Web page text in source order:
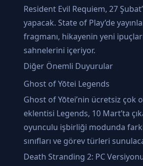
Resident Evil Requiem, 27
yapacak. State of Play’de
fragmanı, hikayenin yeni
sahnelerini içeriyor.
Diğer Önemli Duyurular
Ghost of Yōtei Legends
Ghost of Yōtei’nin ücretsiz çok
eklentisi Legends, 10 Mart’ta
oyunculu işbirliği modunda
sınıfları ve görev türleri
Death Stranding 2: PC